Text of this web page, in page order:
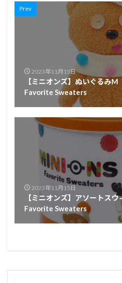
Prev
2023年11月15日
【ミニオンズ】ぬいぐるみ
Favorite Sweaters
2023年11月15日
【ミニオンズ】アソートス
Favorite Sweaters